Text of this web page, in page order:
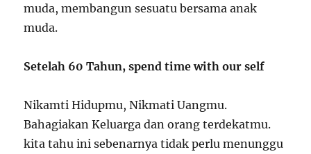
muda, membangun sesuatu bersama anak
muda.
Setelah 60 Tahun, spend time with our self
Nikamti Hidupmu, Nikmati Uangmu.
Bahagiakan Keluarga dan orang terdekatmu.
kita tahu ini sebenarnya tidak perlu menunggu